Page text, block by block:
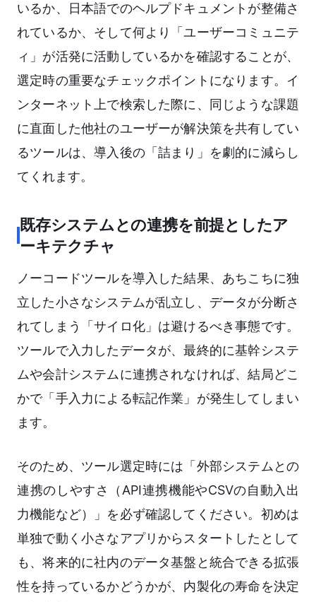
いるか、日本語でのヘルプドキュメントが整備さ
れているか、そして何より「ユーザーコミュニテ
ィ」が活発に活動しているかを確認することが、
選定時の重要なチェックポイントになります。イ
ンターネット上で検索した際に、同じような課題
に直面した他社のユーザーが解決策を共有してい
るツールは、導入後の「詰まり」を劇的に減らし
てくれます。
既存システムとの連携を前提としたア
ーキテクチャ
ノーコードツールを導入した結果、あちこちに独
立した小さなシステムが乱立し、データが分断さ
れてしまう「サイロ化」は避けるべき事態です。
ツールで入力したデータが、最終的に基幹システ
ムや会計システムに連携されなければ、結局どこ
かで「手入力による転記作業」が発生してしまい
ます。
そのため、ツール選定時には「外部システムとの
連携のしやすさ（API連携機能やCSVの自動入出
力機能など）」を必ず確認してください。初めは
単独で動く小さなアプリからスタートしたとして
も、将来的に社内のデータ基盤と統合できる拡張
性を持っているかどうかが、内製化の寿命を決定